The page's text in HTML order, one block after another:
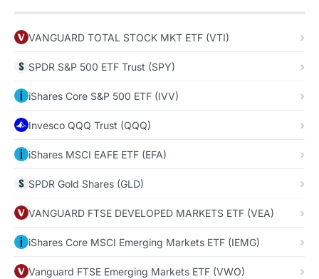
VANGUARD TOTAL STOCK MKT ETF (VTI)
SPDR S&P 500 ETF Trust (SPY)
iShares Core S&P 500 ETF (IVV)
Invesco QQQ Trust (QQQ)
iShares MSCI EAFE ETF (EFA)
SPDR Gold Shares (GLD)
VANGUARD FTSE DEVELOPED MARKETS ETF (VEA)
iShares Core MSCI Emerging Markets ETF (IEMG)
Vanguard FTSE Emerging Markets ETF (VWO)